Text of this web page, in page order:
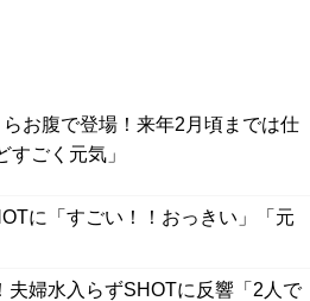
お腹で登場！来年2月頃までは仕
ごく元気」
に「すごい！！おっきい」「元
婦水入らずSHOTに反響「2人で